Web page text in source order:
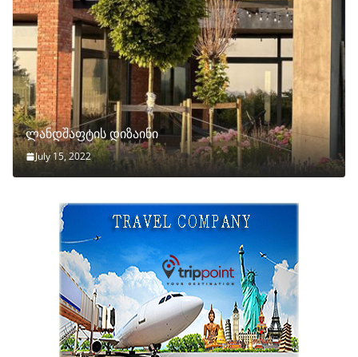
ლანდშაფტის დიზაინი
July 15, 2022